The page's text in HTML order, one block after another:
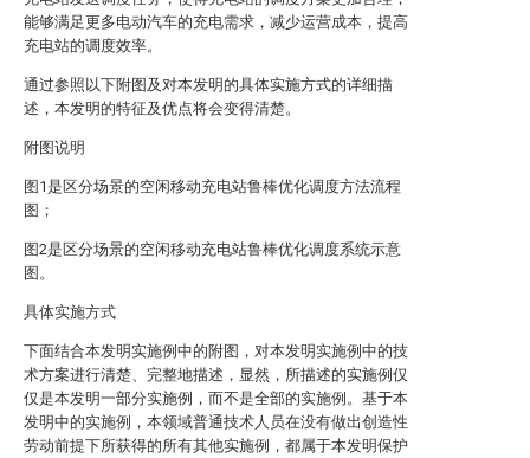
能够满足更多电动汽车的充电需求，减少运营成本，提高
充电站的调度效率。
通过参照以下附图及对本发明的具体实施方式的详细描
述，本发明的特征及优点将会变得清楚。
附图说明
图1是区分场景的空闲移动充电站鲁棒优化调度方法流程
图；
图2是区分场景的空闲移动充电站鲁棒优化调度系统示意
图。
具体实施方式
下面结合本发明实施例中的附图，对本发明实施例中的技
术方案进行清楚、完整地描述，显然，所描述的实施例仅
仅是本发明一部分实施例，而不是全部的实施例。基于本
发明中的实施例，本领域普通技术人员在没有做出创造性
劳动前提下所获得的所有其他实施例，都属于本发明保护